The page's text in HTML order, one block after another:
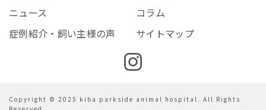
ニュース
コラム
症例紹介・飼い主様の声
サイトマップ
Copyright © 2025 kiba parkside animal hospital. All Rights